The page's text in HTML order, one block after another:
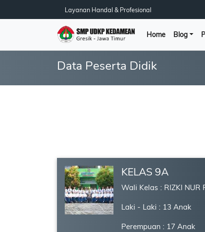
Layanan Handal & Profesional
Home Blog
Data Peserta Didik
KELAS 9A
Wali Kelas : RIZKI NUR
Laki - Laki : 13 Anak
Perempuan : 17 Anak